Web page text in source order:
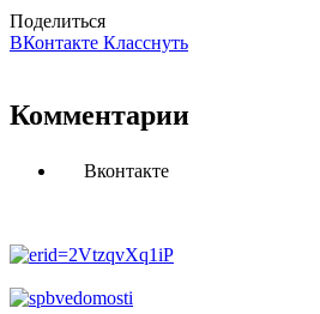
Поделиться
ВКонтакте Класснуть
Комментарии
Вконтакте